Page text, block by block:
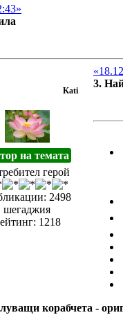
Kati
на темата
герой
2498
шегаджия
1218
3.
корабчета -